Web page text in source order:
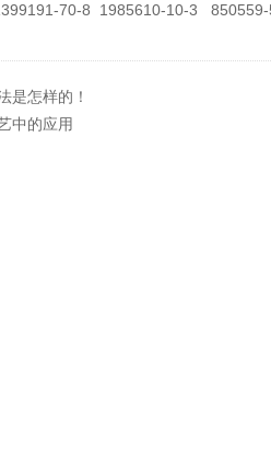
70-8 1985610-10-3 850559-
是怎样的！
中的应用